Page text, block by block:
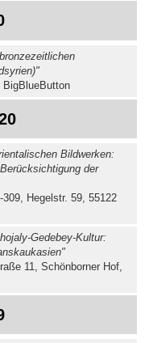
BigBlueButton
Bildwerken:
der
Hegelstr. 59, 55122
Gedebey-Kultur:
11, Schönborner Hof,